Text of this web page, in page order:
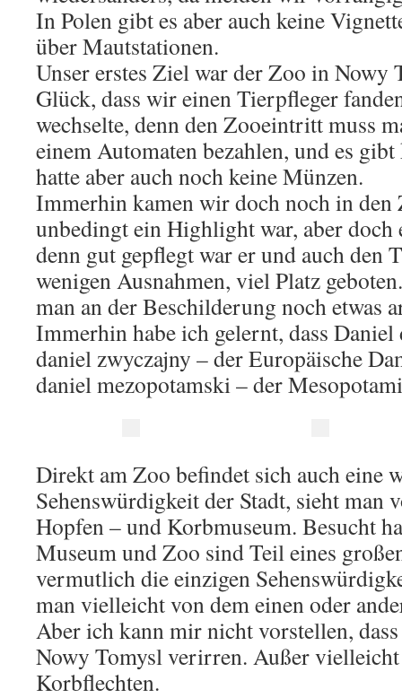
In Polen gibt es aber auch keine
über Mautstationen.
Unser erstes Ziel war der Zoo in Nowy
Glück, dass wir einen Tierpfleger
wechselte, denn den Zooeintritt muss
einem Automaten bezahlen, und es
hatte aber auch noch keine Münzen.
Immerhin kamen wir doch noch in den
unbedingt ein Highlight war, aber doch
denn gut gepflegt war er und auch den
wenigen Ausnahmen, viel Platz
man an der Beschilderung noch etwas
Immerhin habe ich gelernt, dass
daniel zwyczajny – der Europäische
daniel mezopotamski – der
Direkt am Zoo befindet sich auch eine
Sehenswürdigkeit der Stadt, sieht man
Hopfen – und Korbmuseum. Besucht
Museum und Zoo sind Teil eines
vermutlich die einzigen
man vielleicht von dem einen oder
Aber ich kann mir nicht vorstellen,
Nowy Tomysl verirren. Außer vielleicht
Korbflechten.